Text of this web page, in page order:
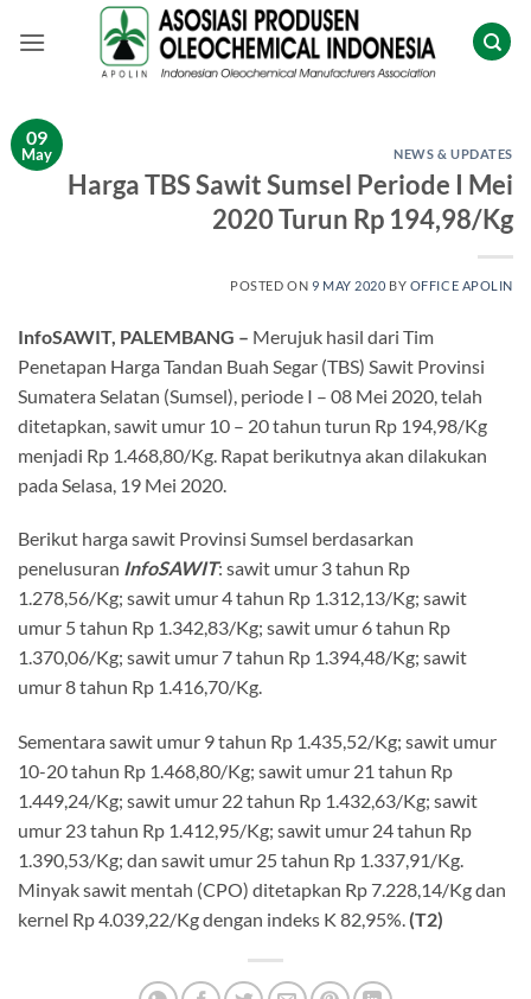
09
May NEWS & UPDATES
Harga TBS Sawit Sumsel Periode I Mei
2020 Turun Rp 194,98/Kg
POSTED ON 9 MAY 2020 BY OFFICE APOLIN
InfoSAWIT, PALEMBANG – Merujuk hasil dari Tim
Penetapan Harga Tandan Buah Segar (TBS) Sawit Provinsi
Sumatera Selatan (Sumsel), periode I – 08 Mei 2020, telah
ditetapkan, sawit umur 10 – 20 tahun turun Rp 194,98/Kg
menjadi Rp 1.468,80/Kg. Rapat berikutnya akan dilakukan
pada Selasa, 19 Mei 2020.
Berikut harga sawit Provinsi Sumsel berdasarkan
penelusuran InfoSAWIT: sawit umur 3 tahun Rp
1.278,56/Kg; sawit umur 4 tahun Rp 1.312,13/Kg; sawit
umur 5 tahun Rp 1.342,83/Kg; sawit umur 6 tahun Rp
1.370,06/Kg; sawit umur 7 tahun Rp 1.394,48/Kg; sawit
umur 8 tahun Rp 1.416,70/Kg.
Sementara sawit umur 9 tahun Rp 1.435,52/Kg; sawit umur
10-20 tahun Rp 1.468,80/Kg; sawit umur 21 tahun Rp
1.449,24/Kg; sawit umur 22 tahun Rp 1.432,63/Kg; sawit
umur 23 tahun Rp 1.412,95/Kg; sawit umur 24 tahun Rp
1.390,53/Kg; dan sawit umur 25 tahun Rp 1.337,91/Kg.
Minyak sawit mentah (CPO) ditetapkan Rp 7.228,14/Kg dan
kernel Rp 4.039,22/Kg dengan indeks K 82,95%. (T2)